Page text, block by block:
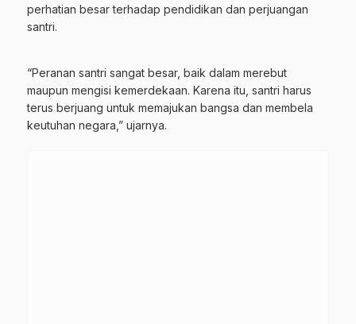
perhatian besar terhadap pendidikan dan perjuangan
santri.
“Peranan santri sangat besar, baik dalam merebut
maupun mengisi kemerdekaan. Karena itu, santri harus
terus berjuang untuk memajukan bangsa dan membela
keutuhan negara,” ujarnya.